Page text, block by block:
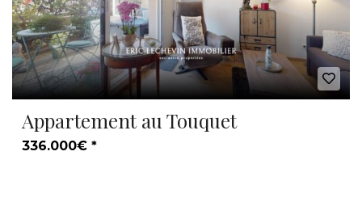
Appartement au Touquet
336.000€ *